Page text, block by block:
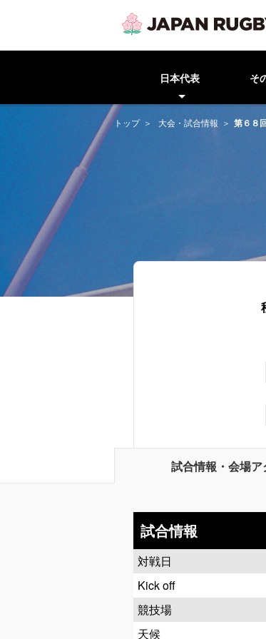
日本代表 そ
トップ 大会・試合情報 第６８
試合情報・会場ア
試合情報
対戦日
Kick off
競技場
天候